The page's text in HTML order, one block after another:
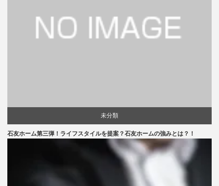
未分類
石友ホーム第三弾！ライフスタイルを提案？石友ホームの強みとは？！